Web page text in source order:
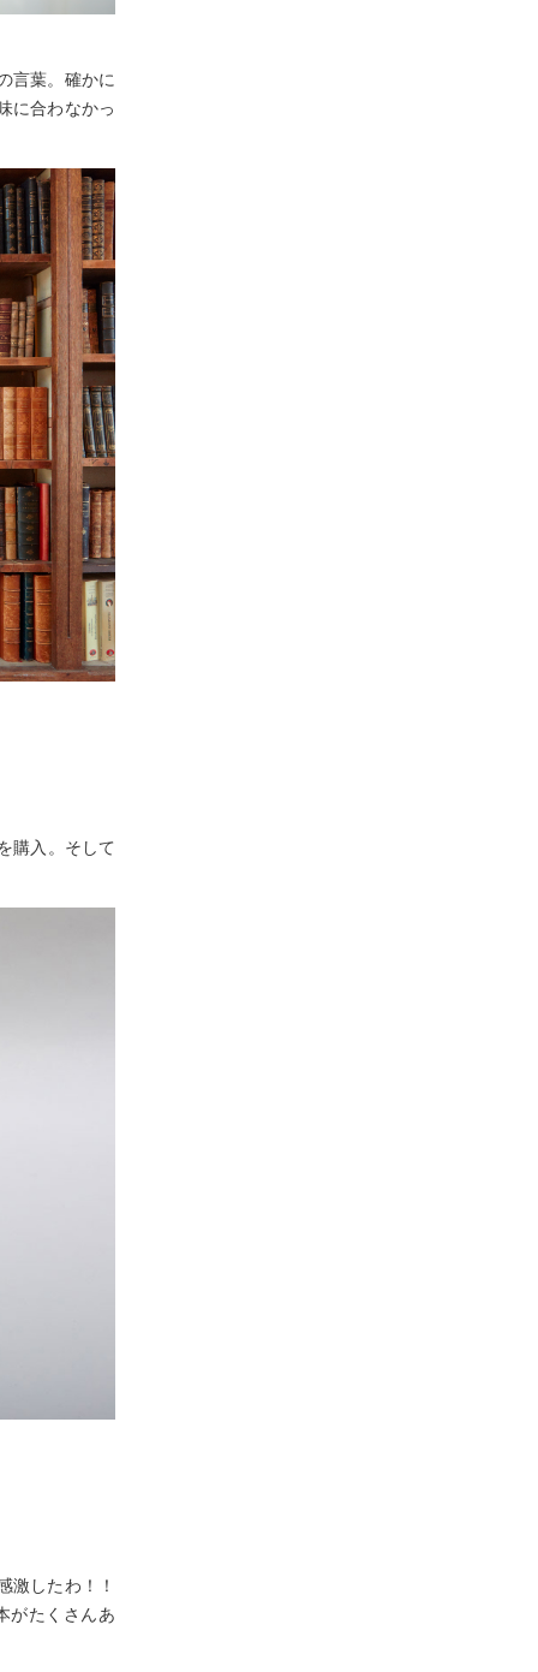
言葉。確かに
に合わなかっ
購入。そして
激したわ！！
がたくさんあ